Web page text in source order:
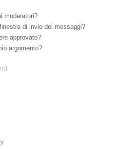
moderatori?
di invio dei messaggi?
approvato?
argomento?